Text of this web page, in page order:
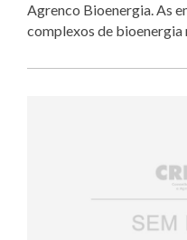
Agrenco Bioenergia. As
complexos de bioenergia